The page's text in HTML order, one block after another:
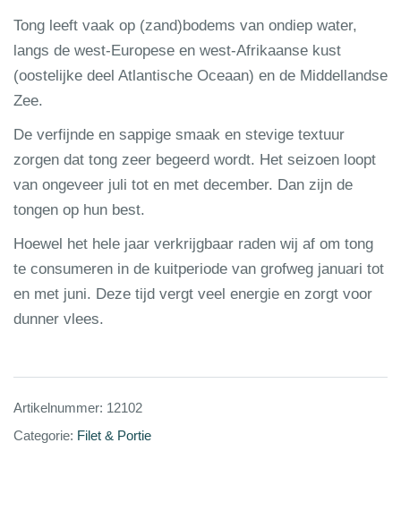
Tong leeft vaak op (zand)bodems van ondiep water,
langs de west-Europese en west-Afrikaanse kust
(oostelijke deel Atlantische Oceaan) en de Middellandse
Zee.
De verfijnde en sappige smaak en stevige textuur
zorgen dat tong zeer begeerd wordt. Het seizoen loopt
van ongeveer juli tot en met december. Dan zijn de
tongen op hun best.
Hoewel het hele jaar verkrijgbaar raden wij af om tong
te consumeren in de kuitperiode van grofweg januari tot
en met juni. Deze tijd vergt veel energie en zorgt voor
dunner vlees.
Artikelnummer: 12102
Categorie: Filet & Portie